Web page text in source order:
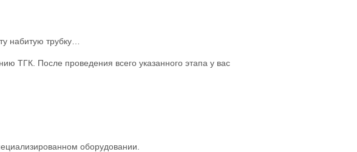
набитую трубку…
ТГК. После проведения всего указанного этапа у вас
оборудовании.